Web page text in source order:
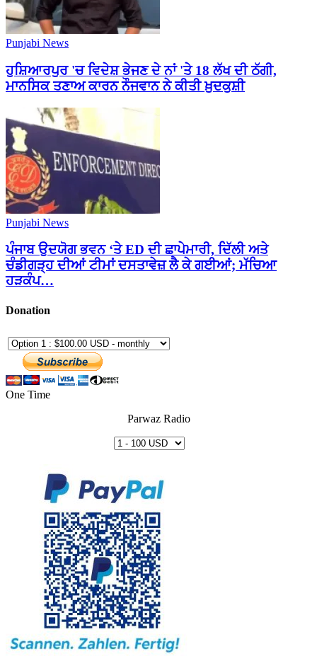
Punjabi News
ਹੁਸ਼ਿਆਰਪੁਰ 'ਚ ਵਿਦੇਸ਼ ਭੇਜਣ ਦੇ ਨਾਂ 'ਤੇ 18 ਲੱਖ ਦੀ ਠੱਗੀ,
ਮਾਨਸਿਕ ਤਣਾਅ ਕਾਰਨ ਨੌਜਵਾਨ ਨੇ ਕੀਤੀ ਖ਼ੁਦਕੁਸ਼ੀ
Punjabi News
ਪੰਜਾਬ ਉਦਯੋਗ ਭਵਨ ‘ਤੇ ED ਦੀ ਛਾਪੇਮਾਰੀ, ਦਿੱਲੀ ਅਤੇ
ਚੰਡੀਗੜ੍ਹ ਦੀਆਂ ਟੀਮਾਂ ਦਸਤਾਵੇਜ਼ ਲੈ ਕੇ ਗਈਆਂ; ਮੱਚਿਆ
ਹੜਕੰਪ…
Donation
One Time
Parwaz Radio